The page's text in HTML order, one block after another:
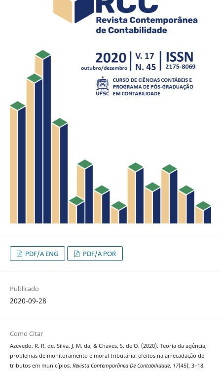
PDF/A ENG PDF/A POR
Publicado
2020-09-28
Como Citar
Azevedo, R. R. de, Silva, J. M. da, & Chaves, S. de O. (2020). Teoria da agência,
problemas de monitoramento e moral tributária: efeitos na arrecadação de
tributos em municípios. Revista Contemporânea De Contabilidade, 17(45), 3–18.